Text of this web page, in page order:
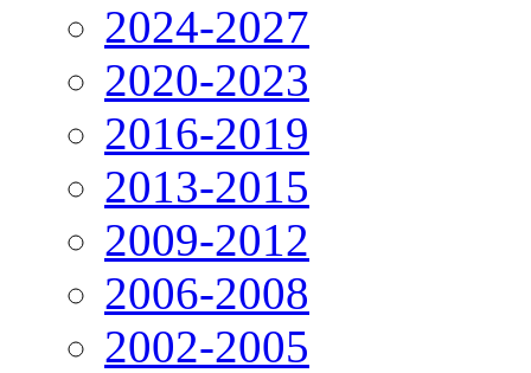
2024-2027
2020-2023
2016-2019
2013-2015
2009-2012
2006-2008
2002-2005